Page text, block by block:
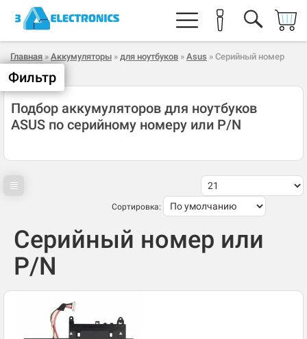
Главная » Аккумуляторы » для ноутбуков » Asus » Серийный номер
или P/N
Подбор аккумуляторов для ноутбуков
ASUS по серийному номеру или P/N
Сортировка:
Серийный номер или
P/N
Фильтр